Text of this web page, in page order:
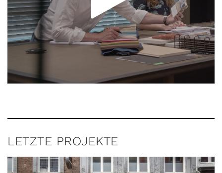
LETZTE PROJEKTE